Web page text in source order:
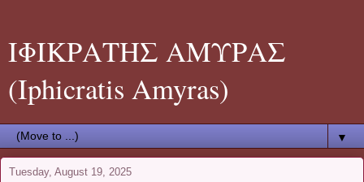
ΙΦΙΚΡΑΤΗΣ ΑΜΥΡΑΣ
(Iphicratis Amyras)
▼
Tuesday, August 19, 2025